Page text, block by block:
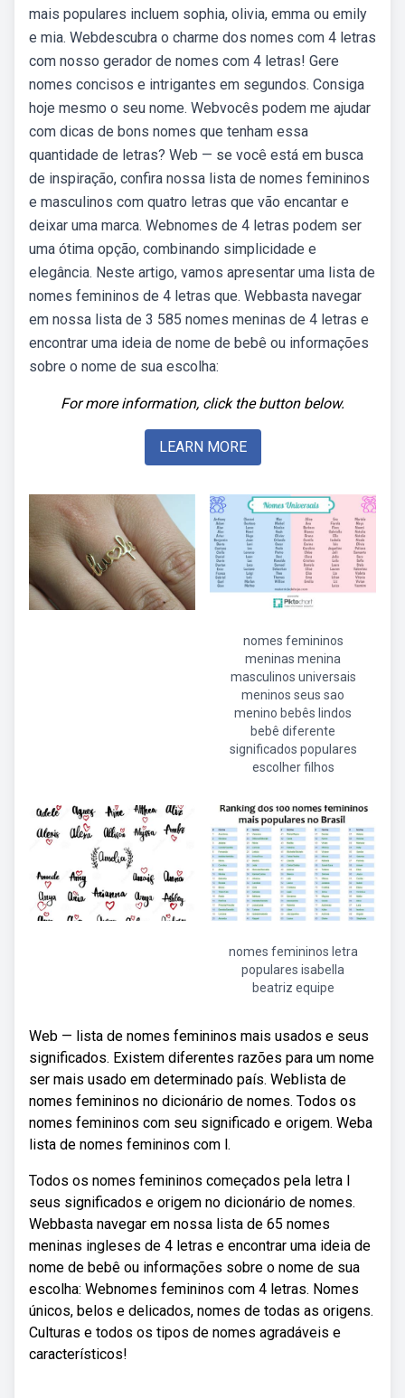
mais populares incluem sophia, olivia, emma ou emily
e mia. Webdescubra o charme dos nomes com 4 letras
com nosso gerador de nomes com 4 letras! Gere
nomes concisos e intrigantes em segundos. Consiga
hoje mesmo o seu nome. Webvocês podem me ajudar
com dicas de bons nomes que tenham essa
quantidade de letras? Web — se você está em busca
de inspiração, confira nossa lista de nomes femininos
e masculinos com quatro letras que vão encantar e
deixar uma marca. Webnomes de 4 letras podem ser
uma ótima opção, combinando simplicidade e
elegância. Neste artigo, vamos apresentar uma lista de
nomes femininos de 4 letras que. Webbasta navegar
em nossa lista de 3 585 nomes meninas de 4 letras e
encontrar uma ideia de nome de bebê ou informações
sobre o nome de sua escolha:
For more information, click the button below.
LEARN MORE
nomes femininos
meninas menina
masculinos universais
meninos seus sao
menino bebês lindos
bebê diferente
significados populares
escolher filhos
nomes femininos letra
populares isabella
beatriz equipe
Web — lista de nomes femininos mais usados e seus
significados. Existem diferentes razões para um nome
ser mais usado em determinado país. Weblista de
nomes femininos no dicionário de nomes. Todos os
nomes femininos com seu significado e origem. Weba
lista de nomes femininos com l.
Todos os nomes femininos começados pela letra l
seus significados e origem no dicionário de nomes.
Webbasta navegar em nossa lista de 65 nomes
meninas ingleses de 4 letras e encontrar uma ideia de
nome de bebê ou informações sobre o nome de sua
escolha: Webnomes femininos com 4 letras. Nomes
únicos, belos e delicados, nomes de todas as origens.
Culturas e todos os tipos de nomes agradáveis e
característicos!